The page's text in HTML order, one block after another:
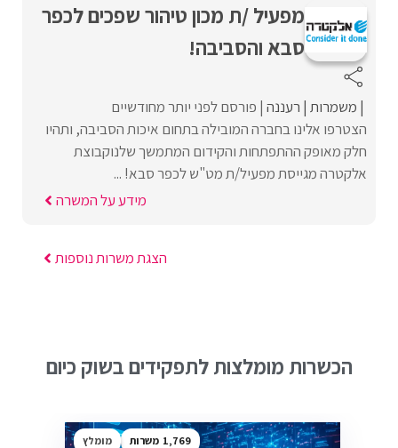
מפעיל /ת מכון טיהור שפכים לכפר
סבא והסביבה!
משמרות רעננה פורסם לפני יותר מחודשיים
הצטרפו אלינו בחברה המובילה בתחום איכות הסביבה, ותהיו
חלק מאופק ההתפתחות והקידום המתמשך שלנוקבוצת
אלקטרה מגייסת מפעיל/ת מט"ש לכפר סבא! ...
מידע על המשרה
הצגת משרות נוספות
הכשרות מומלצות לתפקידים בשוק כיום
1,769 מומלץ